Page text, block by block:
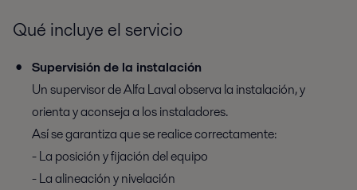
Qué incluye el servicio
Supervisión de la instalación
Un supervisor de Alfa Laval observa la instalación, y
orienta y aconseja a los instaladores.
Así se garantiza que se realice correctamente:
- La posición y fijación del equipo
- La alineación y nivelación